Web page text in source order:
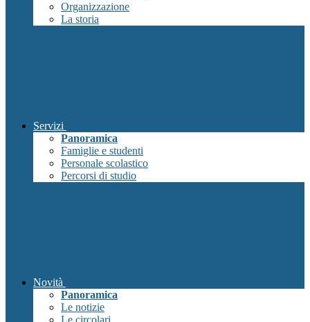
Organizzazione
La storia
Servizi
Panoramica
Famiglie e studenti
Personale scolastico
Percorsi di studio
Novità
Panoramica
Le notizie